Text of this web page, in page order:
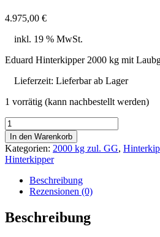
4.975,00 €
inkl. 19 % MwSt.
Eduard Hinterkipper 2000 kg mit
Lieferzeit: Lieferbar ab Lager
1 vorrätig (kann nachbestellt werden)
2000
kg
|
256
x
cm
|
In den Warenkorb
Kategorien: 2000 kg zul. GG,
Hinterkipper
Beschreibung
Rezensionen (0)
Beschreibung